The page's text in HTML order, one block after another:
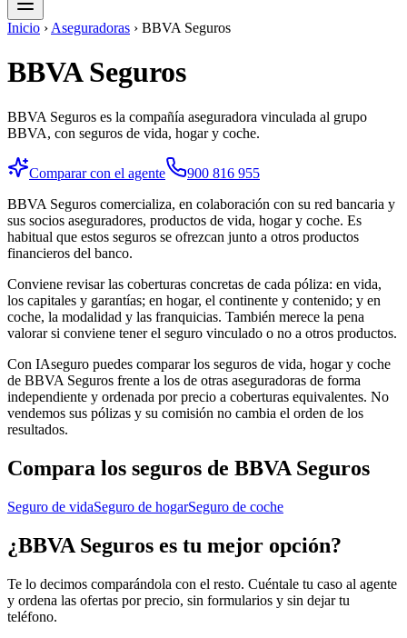
Inicio › Aseguradoras › BBVA Seguros
BBVA Seguros
BBVA Seguros es la compañía aseguradora vinculada al grupo
BBVA, con seguros de vida, hogar y coche.
Comparar con el agente
900 816 955
BBVA Seguros comercializa, en colaboración con su red bancaria y
sus socios aseguradores, productos de vida, hogar y coche. Es
habitual que estos seguros se ofrezcan junto a otros productos
financieros del banco.
Conviene revisar las coberturas concretas de cada póliza: en vida,
los capitales y garantías; en hogar, el continente y contenido; y en
coche, la modalidad y las franquicias. También merece la pena
valorar si conviene tener el seguro vinculado o no a otros productos.
Con IAseguro puedes comparar los seguros de vida, hogar y coche
de BBVA Seguros frente a los de otras aseguradoras de forma
independiente y ordenada por precio a coberturas equivalentes. No
vendemos sus pólizas y su comisión no cambia el orden de los
resultados.
Compara los seguros de BBVA Seguros
Seguro de vidaSeguro de hogarSeguro de coche
¿BBVA Seguros es tu mejor opción?
Te lo decimos comparándola con el resto. Cuéntale tu caso al agente
y ordena las ofertas por precio, sin formularios y sin dejar tu
teléfono.